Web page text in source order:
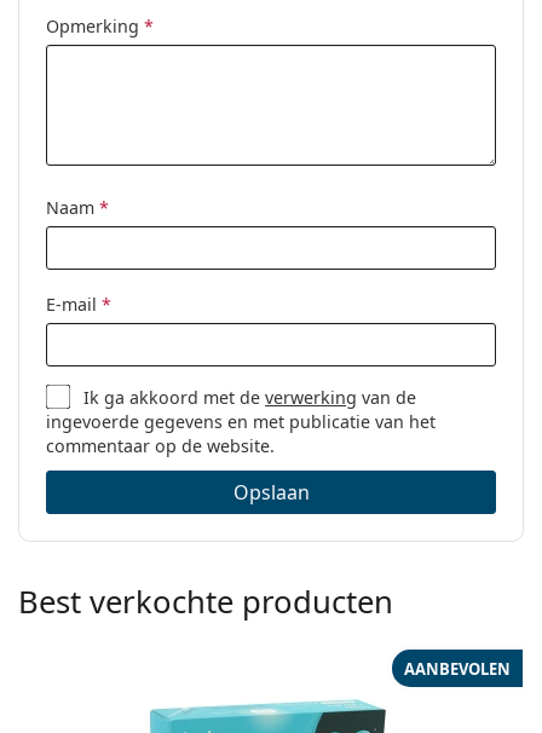
Opmerking *
Naam *
E-mail *
Ik ga akkoord met deverwerking van de
ingevoerde gegevens en met publicatie van het
commentaar op de website.
Opslaan
Best verkochte producten
AANBEVOLEN